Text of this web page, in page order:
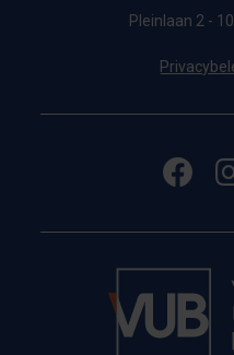
Pleinlaan 2 -